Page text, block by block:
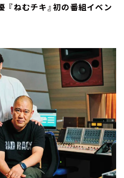
ねむチキ』初の番組イベン